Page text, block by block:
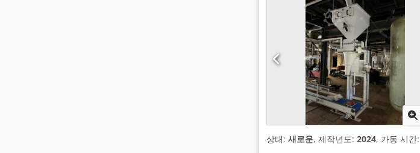
상태: 새로운, 제작년도: 2024, 가동 시간: